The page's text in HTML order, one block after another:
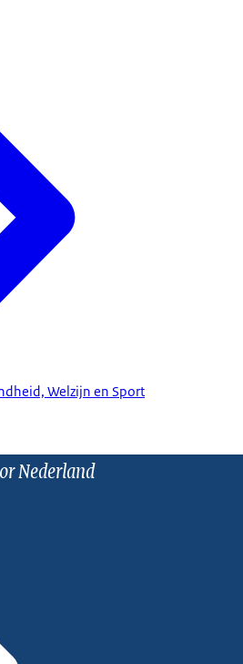
Welzijn en Sport
Nederland